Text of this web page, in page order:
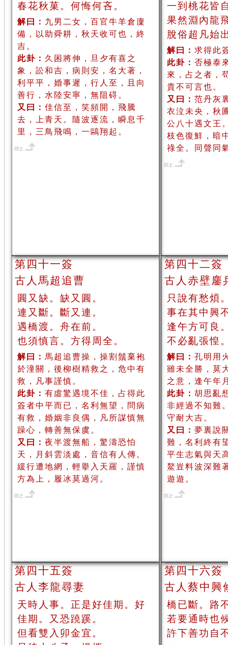
春花秋菓。何悔何吝。
解曰： 九男二女，百官牛羊倉廩
備，以助舜耕，秋天收可也，終
吉。
此卦： 久困將伸，旦夕有喜之
象，訟和吉，病則安，名大著，
利平平，婚事遲，行人至，且向
善行，水陸安寧，無阻碍。
又曰： 佳信至，笑頻開，飛騰
去，上青天。隨波逐流，瞬息千
里，三鳥飛鳴，一鷗翔起。
一到桃花皆
果然淵內龍
脫俗超凡始
解曰： 求得此
此卦： 否極泰
來，占之者，
貴不可言也。
又曰： 范丹灰
衣泣未央，秋
公八十遇文王
枝色復鮮，暗
祿全。同聲同
第四十一簽
古人馬超追曹
圓又缺。缺又圓。
連又斷。斷又連。
遇橋渡。舟在前。
也須慎言。方得周全。
解曰： 馬超追曹操，操割鬚棄袍
於潼關，後柳樹精救之，危中有
救，凡事謹慎。
此卦： 有虛驚遇境不佳，占得此
簽者中平而已，名利無望，問病
有救，婚姻非良偶，凡所謀慎無
躁心，轉善無保虞。
又曰： 夜半渡無船，驚濤恐怕
天，月斜雲淡處，音信有人傳。
緩行遭地網，輕擧入天羅，謹慎
方為上，履冰莫過河。
第四十二簽
古人赤壁鏖
只說有愁煩
事在其中興
逢午方可良
不必亂張惶
解曰： 孔明用
雖未全勝，莫
之意，逢午年
此卦： 胡思亂
非經過不知難
守耐大吉。
又曰： 夢裏說
難，名利終有
平生志氣與天
鰲豈料波深難
遊遊。
第四十五簽
古人李龍尋妻
天時人事。正是好佳期。好
佳期。又恐蹺蹊。
但看雙入卯金宜。
第四十六簽
古人蔡中興
橋已斷。路
若要通時也
許下善功自